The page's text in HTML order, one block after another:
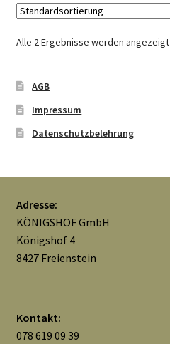
Alle 2 Ergebnisse werden angezeigt
AGB
Impressum
Datenschutzbelehrung
Adresse:
KÖNIGSHOF GmbH
Königshof 4
8427 Freienstein
Kontakt:
078 619 09 39